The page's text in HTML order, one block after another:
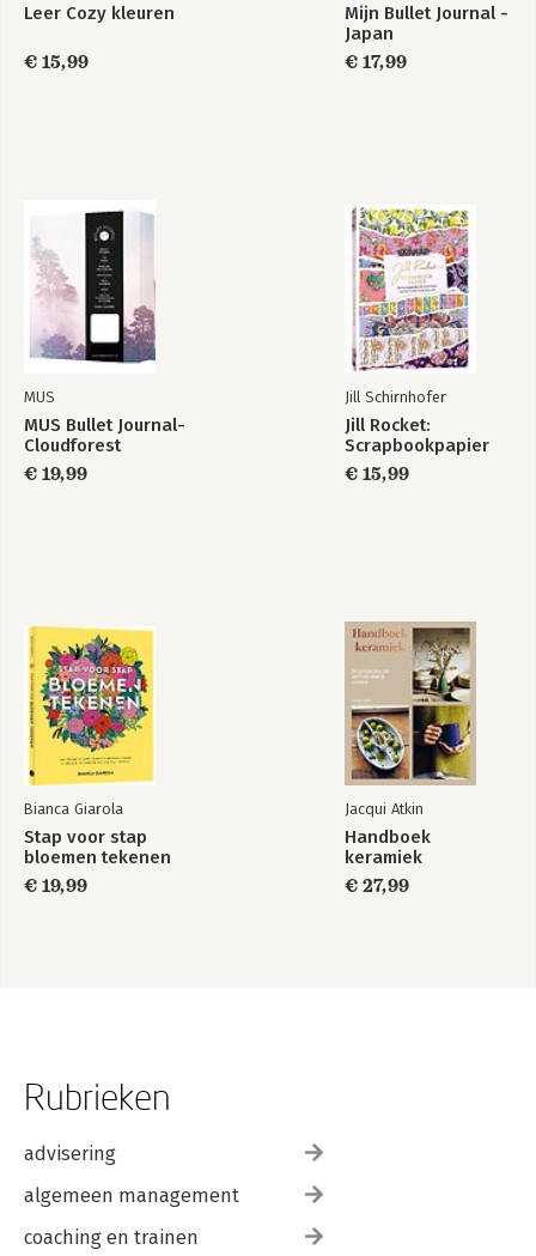
Leer Cozy kleuren
€ 15,99
Mijn Bullet Journal -
Japan
€ 17,99
MUS
MUS Bullet Journal-
Cloudforest
€ 19,99
Jill Schirnhofer
Jill Rocket:
Scrapbookpapier
€ 15,99
Bianca Giarola
Stap voor stap
bloemen tekenen
€ 19,99
Jacqui Atkin
Handboek
keramiek
€ 27,99
Rubrieken
advisering
algemeen management
coaching en trainen